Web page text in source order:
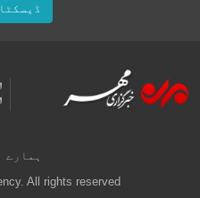
ہمارے
All rights reserved